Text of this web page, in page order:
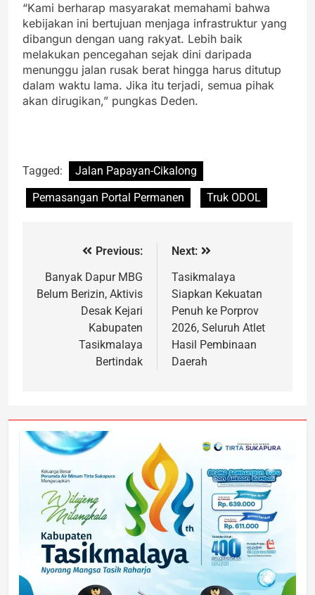
“Kami berharap masyarakat memahami bahwa
kebijakan ini bertujuan menjaga infrastruktur yang
dibangun dengan uang rakyat. Lebih baik
melakukan pencegahan sejak dini daripada
menunggu jalan rusak berat hingga harus ditutup
dalam waktu lama. Jika itu terjadi, semua pihak
akan dirugikan,” pungkas Deden.
Tagged:
Jalan Papayan-Cikalong
Pemasangan Portal Permanen
Truk ODOL
Previous:
Banyak Dapur MBG
Belum Berizin, Aktivis
Desak Kejari
Kabupaten
Tasikmalaya
Bertindak
Next:
Tasikmalaya
Siapkan Kekuatan
Penuh ke Porprov
2026, Seluruh Atlet
Hasil Pembinaan
Daerah